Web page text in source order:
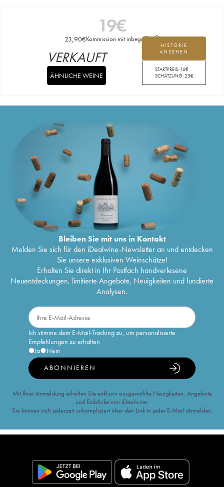
19€
23,90€Kommission mit inbegriffen
HISTORIE
ANSEHEN
STARTPREIS: 16€
SCHÄTZUNG:25€
VERKAUFT
ÄHNLICHE WEINE
Bleiben Sie mit uns in Kontakt
Melden Sie sich für den iDealwine-Newsletter an und entdecken
Sie unsere exklusiven Weinschätze!
Erhalten Sie direkt in Ihr Postfach handverlesene
Neuentdeckungen, limitierte Angebote, Neuigkeiten und fundierte
Analysen.
Ich stimme dem E-Mail-Tracking zu, um personalisierte
Empfehlungen zu erhalten
Ja
Nein
ABONNIEREN
Mit Ihrer Anmeldung erhalten Sie exklusiv ausgewählte Neuigkeiten, Angebote
und Einblicke von iDealwine.
Sie können sich jederzeit unkompliziert über den Link in jeder E-Mail abmelden.